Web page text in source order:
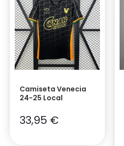
Camiseta Venecia
24-25 Local
33,95 €